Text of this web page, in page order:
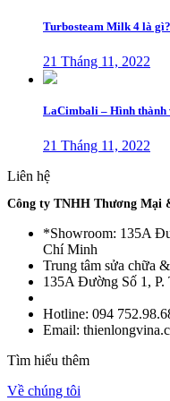
Turbosteam Milk 4 là gì?
21 Tháng 11, 2022
LaCimbali – Hình thành
21 Tháng 11, 2022
Liên hệ
Công ty TNHH Thương Mại
*Showroom: 135A
Chí Minh
Trung tâm sửa chữa
135A Đường Số 1,
Hotline: 094
Email:
Tìm hiểu thêm
Về chúng tôi